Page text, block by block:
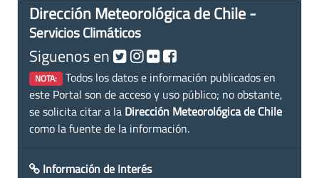
Dirección Meteorológica de Chile -
Servicios Climáticos
Siguenos en
NOTA: Todos los datos e información publicados en
este Portal son de acceso y uso público; no obstante,
se solicita citar a la Dirección Meteorológica de Chile
como la fuente de la información.
Información de Interés